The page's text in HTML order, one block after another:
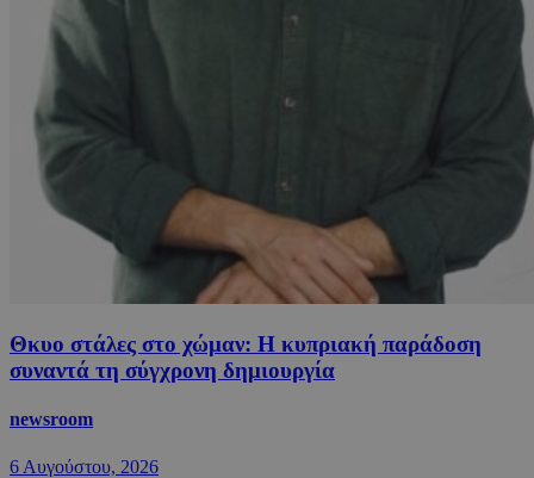
Θκυο στάλες στο χώμαν: Η κυπριακή παράδοση
συναντά τη σύγχρονη δημιουργία
newsroom
6 Αυγούστου, 2026